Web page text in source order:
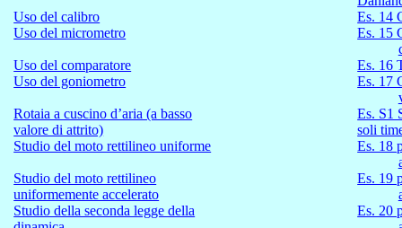
Uso del calibro
Es. 14
Uso del micrometro
Es. 15
Uso del comparatore
Es. 16
Uso del goniometro
Es. 17
Rotaia a cuscino d’aria (a basso
valore di attrito)
Es. S1
soli
Studio del moto rettilineo uniforme
Es. 18
Studio del moto rettilineo
uniformemente accelerato
Es. 19
Studio della seconda legge della
Es. 20